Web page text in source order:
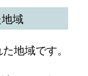
域
地域です。